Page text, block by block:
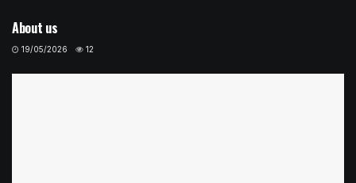
About us
19/05/2026 12